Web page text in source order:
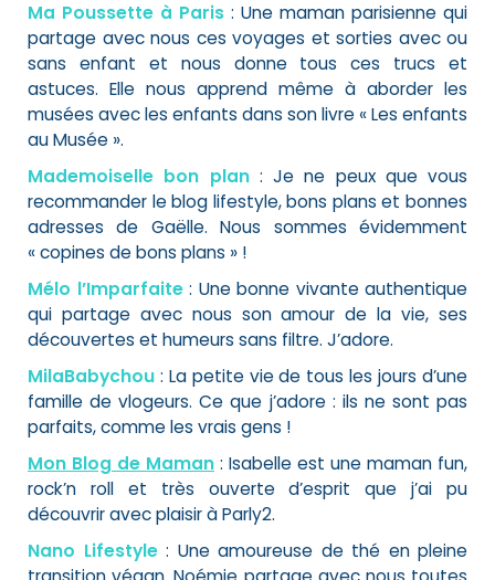
Ma Poussette à Paris : Une maman parisienne qui
partage avec nous ces voyages et sorties avec ou
sans enfant et nous donne tous ces trucs et
astuces. Elle nous apprend même à aborder les
musées avec les enfants dans son livre « Les enfants
au Musée ».
Mademoiselle bon plan: Je ne peux que vous
recommander le blog lifestyle, bons plans et bonnes
adresses de Gaëlle. Nous sommes évidemment
« copines de bons plans » !
Mélo l’Imparfaite: Une bonne vivante authentique
qui partage avec nous son amour de la vie, ses
découvertes et humeurs sans filtre. J’adore.
MilaBabychou : La petite vie de tous les jours d’une
famille de vlogeurs. Ce que j’adore : ils ne sont pas
parfaits, comme les vrais gens !
Mon Blog de Maman : Isabelle est une maman fun,
rock’n roll et très ouverte d’esprit que j’ai pu
découvrir avec plaisir à Parly2.
Nano Lifestyle: Une amoureuse de thé en pleine